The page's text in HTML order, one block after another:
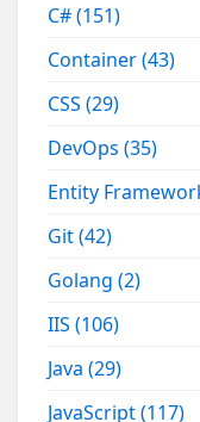
C#(151)
Container(43)
CSS(29)
DevOps(35)
Entity
Git(42)
Golang(2)
IIS(106)
Java(29)
JavaScript(117)